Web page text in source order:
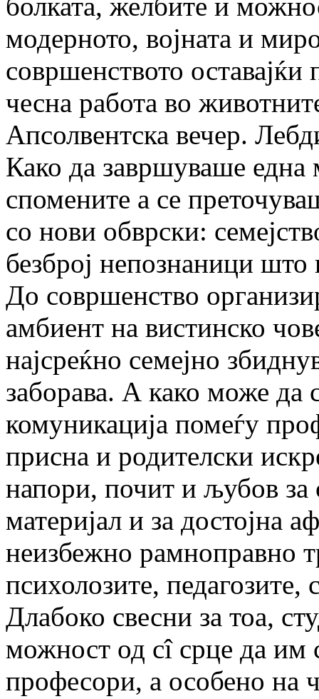
болката, желбите и
модерното, војната и
совршенството оставајќи
чесна работа во
Апсолвентска вечер.
Како да завршуваше една
спомените а се
со нови обврски:
безброј непознаници што
До совршенство
амбиент на вис­тинско
најсреќно семејно
заборава. А како може да
комуникација помеѓу
присна и родителски
напори, почит и љубов за
материјал и за достојна
неизбежно рамноправно
психолозите,
Длабоко свесни за тоа,
можност од сî срце да им
професори, а особено на